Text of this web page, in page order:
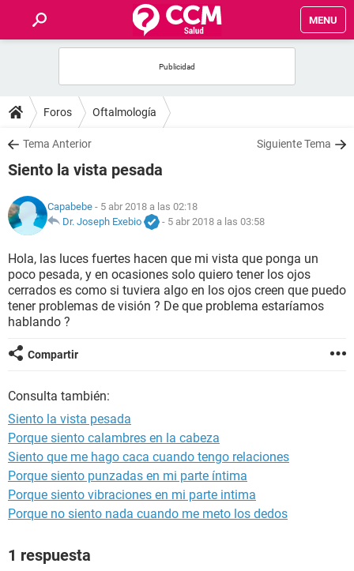
MENU
FOROS
SALUD
NUTRICIÓN
BIENESTAR
SEXUALIDAD
GLOSARIO
Foros Oftalmología
Tema Anterior Siguiente Tema
Siento la vista pesada
Capabebe - 5 abr 2018 a las 02:18
Dr. Joseph Exebio
- 5 abr 2018 a las 03:58
Hola, las luces fuertes hacen que mi vista que ponga un
poco pesada, y en ocasiones solo quiero tener los ojos
cerrados es como si tuviera algo en los ojos creen que puedo
tener problemas de visión ? De que problema estaríamos
hablando ?
Compartir
Consulta también:
Siento la vista pesada
Porque siento calambres en la cabeza
Siento que me hago caca cuando tengo relaciones
Porque siento punzadas en mi parte íntima
Porque siento vibraciones en mi parte intima
Porque no siento nada cuando me meto los dedos
1 respuesta